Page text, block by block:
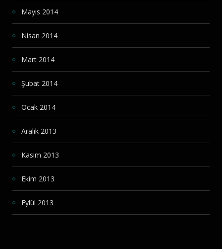
Mayıs 2014
Nisan 2014
Mart 2014
Şubat 2014
Ocak 2014
Aralık 2013
Kasım 2013
Ekim 2013
Eylül 2013